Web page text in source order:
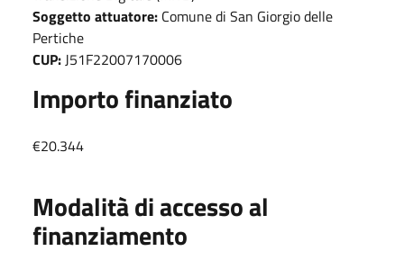
Soggetto attuatore: Comune di San Giorgio delle
Pertiche
CUP:J51F22007170006
Importo finanziato
€20.344
Modalità di accesso al
finanziamento